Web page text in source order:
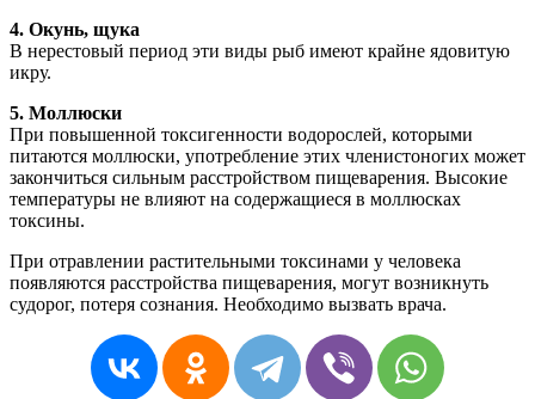
4. Окунь, щука
В нерестовый период эти виды рыб имеют крайне ядовитую
икру.
5. Моллюски
При повышенной токсигенности водорослей, которыми
питаются моллюски, употребление этих членистоногих может
закончиться сильным расстройством пищеварения. Высокие
температуры не влияют на содержащиеся в моллюсках
токсины.
При отравлении растительными токсинами у человека
появляются расстройства пищеварения, могут возникнуть
судорог, потеря сознания. Необходимо вызвать врача.